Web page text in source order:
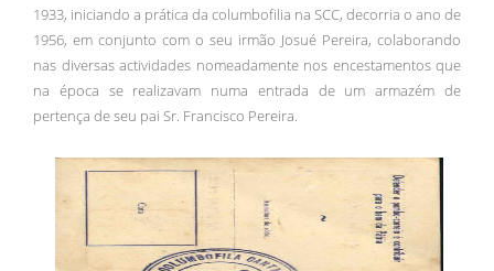
1933, iniciando a prática da columbofilia na SCC, decorria o ano de
1956, em conjunto com o seu irmão Josué Pereira, colaborando
nas diversas actividades nomeadamente nos encestamentos que
na época se realizavam numa entrada de um armazém de
pertença de seu pai Sr. Francisco Pereira.